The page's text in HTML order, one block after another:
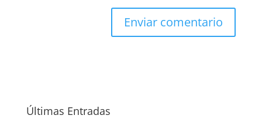
Últimas Entradas